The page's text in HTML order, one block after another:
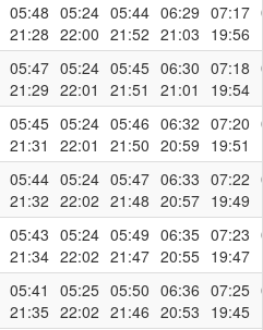
05:48
21:28
05:24
22:00
05:44
21:52
06:29
21:03
07:17
19:56
05:47
21:29
05:24
22:01
05:45
21:51
06:30
21:01
07:18
19:54
05:45
21:31
05:24
22:01
05:46
21:50
06:32
20:59
07:20
19:51
05:44
21:32
05:24
22:02
05:47
21:48
06:33
20:57
07:22
19:49
05:43
21:34
05:24
22:02
05:49
21:47
06:35
20:55
07:23
19:47
05:41
21:35
05:25
22:02
05:50
21:46
06:36
20:53
07:25
19:45